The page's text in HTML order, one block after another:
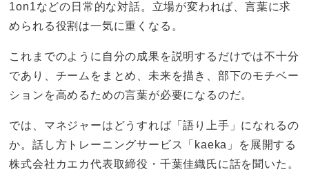
1on1などの日常的な対話。立場が変われば、言葉に求
められる役割は一気に重くなる。
これまでのように自分の成果を説明するだけでは不十分
であり、チームをまとめ、未来を描き、部下のモチベー
ションを高めるための言葉が必要になるのだ。
では、マネジャーはどうすれば「語り上手」になれるの
か。話し方トレーニングサービス「kaeka」を展開する
株式会社カエカ代表取締役・千葉佳織氏に話を聞いた。